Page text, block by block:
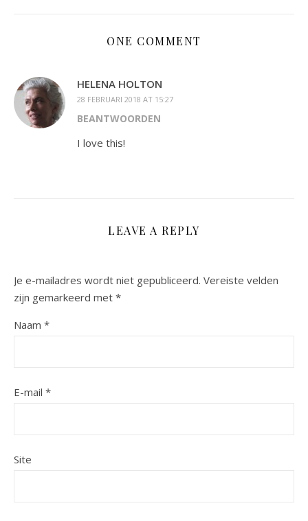
ONE COMMENT
HELENA HOLTON
28 FEBRUARI 2018 AT 15:27
BEANTWOORDEN
I love this!
LEAVE A REPLY
Je e-mailadres wordt niet gepubliceerd. Vereiste velden
zijn gemarkeerd met *
Naam *
E-mail *
Site